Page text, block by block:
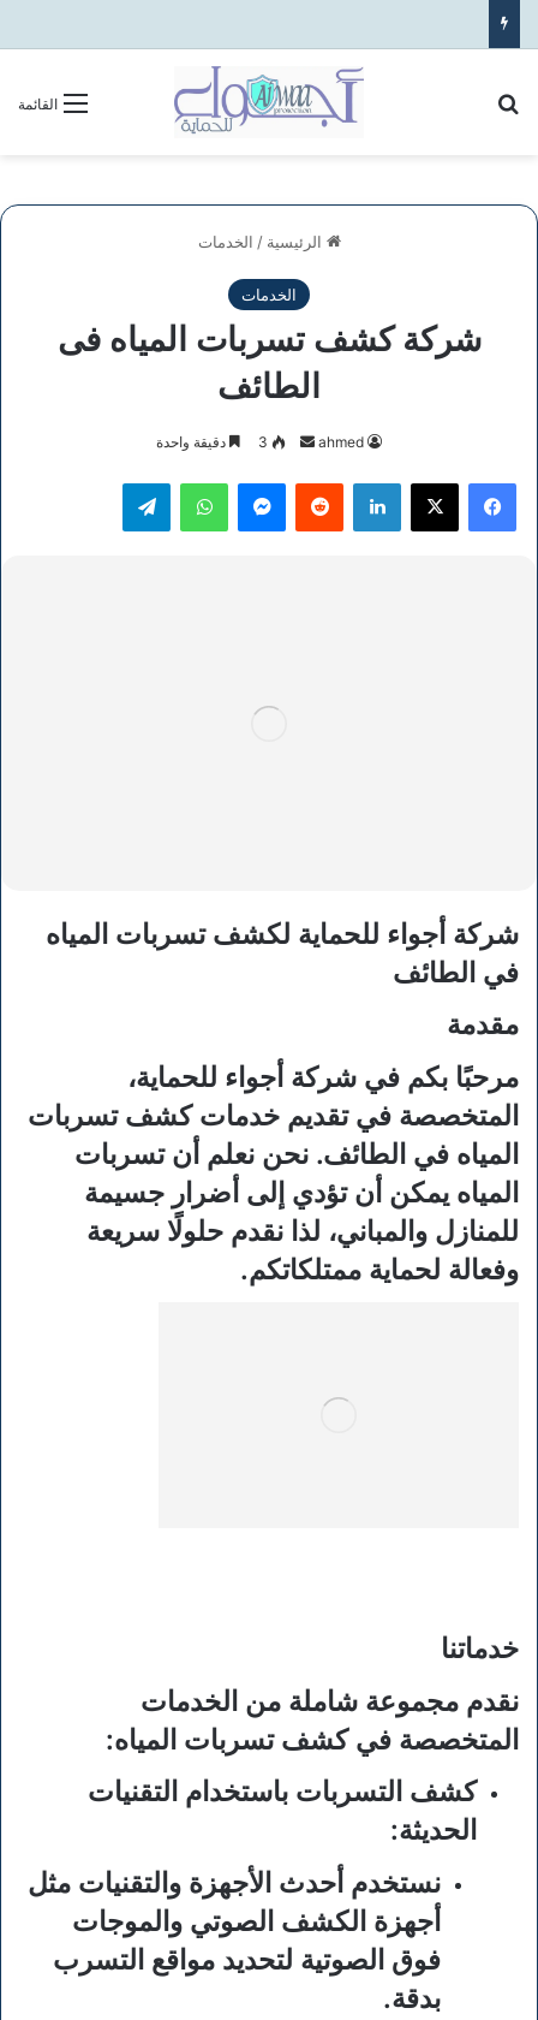
القائمة
الرئيسية / الخدمات
الخدمات
شركة كشف تسربات المياه فى
الطائف
ahmed
أرسل
إلكترونيا
3 دقيقة واحدة
فيسبوك ‫X لينكدإن ماسنجر واتساب تيلقرام
شركة أجواء للحماية لكشف تسربات المياه
في الطائف
مقدمة
مرحبًا بكم في شركة أجواء للحماية،
المتخصصة في تقديم خدمات كشف تسربات
المياه في الطائف. نحن نعلم أن تسربات
المياه يمكن أن تؤدي إلى أضرار جسيمة
للمنازل والمباني، لذا نقدم حلولًا سريعة
وفعالة لحماية ممتلكاتكم.
خدماتنا
نقدم مجموعة شاملة من الخدمات
المتخصصة في كشف تسربات المياه:
كشف التسربات باستخدام التقنيات
الحديثة:
نستخدم أحدث الأجهزة والتقنيات مثل
أجهزة الكشف الصوتي والموجات
فوق الصوتية لتحديد مواقع التسرب
بدقة.